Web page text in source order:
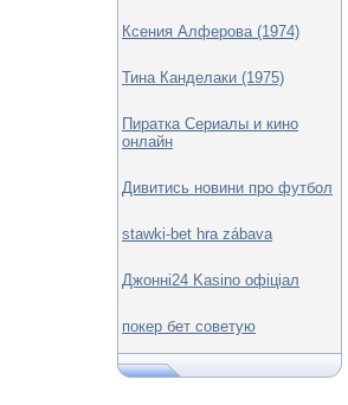
Ксения Алферова (1974)
Тина Канделаки (1975)
Пиратка Сериалы и кино
онлайн
Дивитись новини про футбол
stawki-bet hra zábava
Джонні24 Kasino офіціал
покер бет советую